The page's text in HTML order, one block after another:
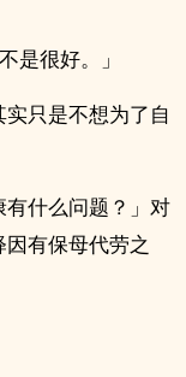
是很好。」
实只是不想为了自
有什么问题？」对
有保母代劳之